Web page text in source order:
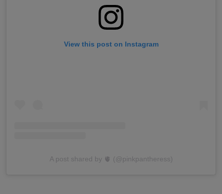
View this post on Instagram
A post shared by 🫀 (@pinkpantheress)